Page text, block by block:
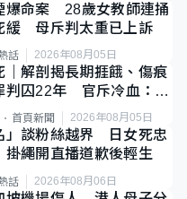
爆命案 28歲女教師連捅
緩 母斥判太重已上訴
話 2026年08月05日
｜解剖揭長期捱餓、傷痕
囚22年 官斥冷血：同
首頁新聞 2026年08月05日
」談粉絲越界 日女死忠
繩開直播道歉後輕生
話 2026年08月06日